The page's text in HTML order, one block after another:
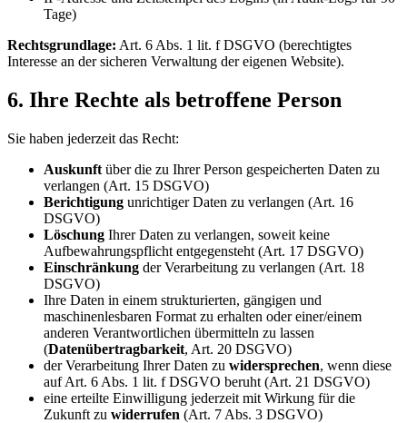
Tage)
Rechtsgrundlage: Art. 6 Abs. 1 lit. f DSGVO (berechtigtes
Interesse an der sicheren Verwaltung der eigenen Website).
6. Ihre Rechte als betroffene Person
Sie haben jederzeit das Recht:
Auskunft über die zu Ihrer Person gespeicherten Daten zu
verlangen (Art. 15 DSGVO)
Berichtigung unrichtiger Daten zu verlangen (Art. 16
DSGVO)
Löschung Ihrer Daten zu verlangen, soweit keine
Aufbewahrungspflicht entgegensteht (Art. 17 DSGVO)
Einschränkung der Verarbeitung zu verlangen (Art. 18
DSGVO)
Ihre Daten in einem strukturierten, gängigen und
maschinenlesbaren Format zu erhalten oder einer/einem
anderen Verantwortlichen übermitteln zu lassen
(Datenübertragbarkeit, Art. 20 DSGVO)
der Verarbeitung Ihrer Daten zu widersprechen, wenn diese
auf Art. 6 Abs. 1 lit. f DSGVO beruht (Art. 21 DSGVO)
eine erteilte Einwilligung jederzeit mit Wirkung für die
Zukunft zu widerrufen (Art. 7 Abs. 3 DSGVO)